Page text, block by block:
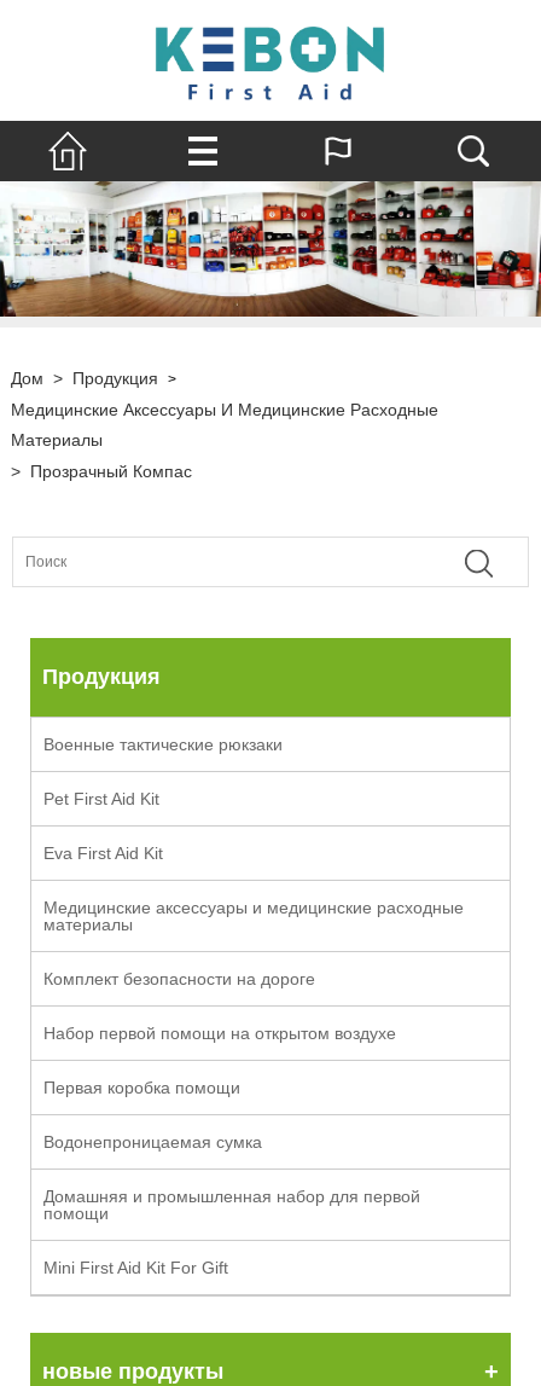
Дом > Продукция >
Медицинские Аксессуары И Медицинские Расходные
Материалы
> Прозрачный Компас
Продукция
Военные тактические рюкзаки
Pet First Aid Kit
Eva First Aid Kit
Медицинские аксессуары и медицинские расходные
материалы
Комплект безопасности на дороге
Набор первой помощи на открытом воздухе
Первая коробка помощи
Водонепроницаемая сумка
Домашняя и промышленная набор для первой
помощи
Mini First Aid Kit For Gift
новые продукты